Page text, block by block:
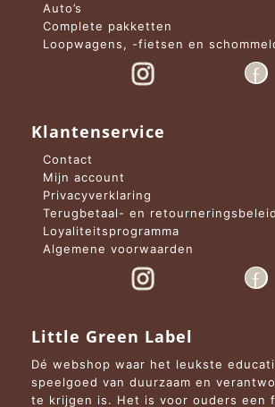
Auto’s
Complete pakketten
Loopwagens, -fietsen en
Klantenservice
Contact
Mijn account
Privacyverklaring
Terugbetaal- en retourneringsbeleid
Loyaliteitsprogramma
Algemene voorwaarden
Little Green Label
Dé webshop waar het leukste
speelgoed van duurzaam en
te krijgen is. Het is voor ouders een